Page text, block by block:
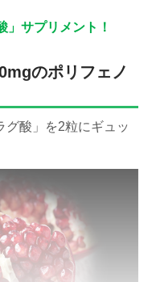
」サプリメント！
のポリフェノ
グ酸」を2粒にギュッ